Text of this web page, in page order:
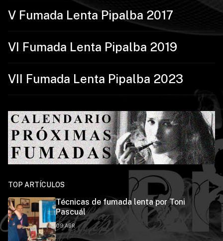
V Fumada Lenta Pipalba 2017
VI Fumada Lenta Pipalba 2019
VII Fumada Lenta Pipalba 2023
TOP ARTÍCULOS
Técnicas de fumada lenta por Toni
Pascuál
09.ABR